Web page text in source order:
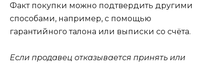
Факт покупки можно подтвердить другими
способами, например, с помощью
гарантийного талона или выписки со счёта.
Если продавец отказывается принять или